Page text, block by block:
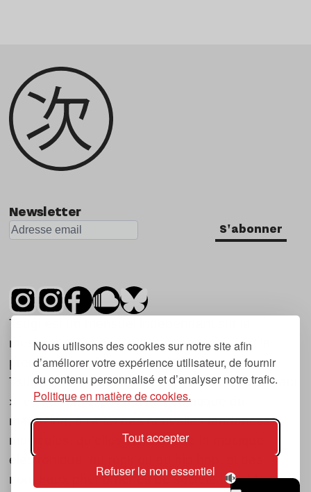
Nous utilisons des cookies sur notre site afin
d’améliorer votre expérience utilisateur, de fournir
du contenu personnalisé et d’analyser notre trafic.
Politique en matière de cookies.
Tout accepter
Refuser le non essentiel
Newsletter
S'abonner
Tsugi est un mensuel indépendant sur la
musique et les nouvelles tendances, dont la
première parution date de 2007.
Tsugi en japonais signifie « prochain », « suivant
», ce qui correspond à la thématique du
magazine, à l’affût des nouvelles tendances
musicales, qu’elles viennent de la musique
électronique, du rock ou du hip hop, et des
nouveaux phénomènes de société liés à la